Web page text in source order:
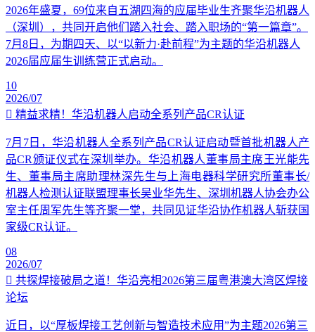
2026年盛夏，69位来自五湖四海的应届毕业生齐聚华沿机器人
（深圳），共同开启他们踏入社会、踏入职场的“第一篇章”。
7月8日，为期四天、以“以新力·赴前程”为主题的华沿机器人
2026届应届生训练营正式启动。
10
2026/07
精益求精！华沿机器人启动全系列产品CR认证
7月7日，华沿机器人全系列产品CR认证启动暨首批机器人产
品CR颁证仪式在深圳举办。华沿机器人董事局主席王光能先
生、董事局主席助理林深先生与上海电器科学研究所董事长/
机器人检测认证联盟理事长吴业华先生、深圳机器人协会办公
室主任周军先生等齐聚一堂，共同见证华沿协作机器人斩获国
家级CR认证。
08
2026/07
共探焊接破局之道！华沿亮相2026第三届粤港澳大湾区焊接
论坛
近日，以“厚板焊接工艺创新与智造技术应用”为主题2026第三